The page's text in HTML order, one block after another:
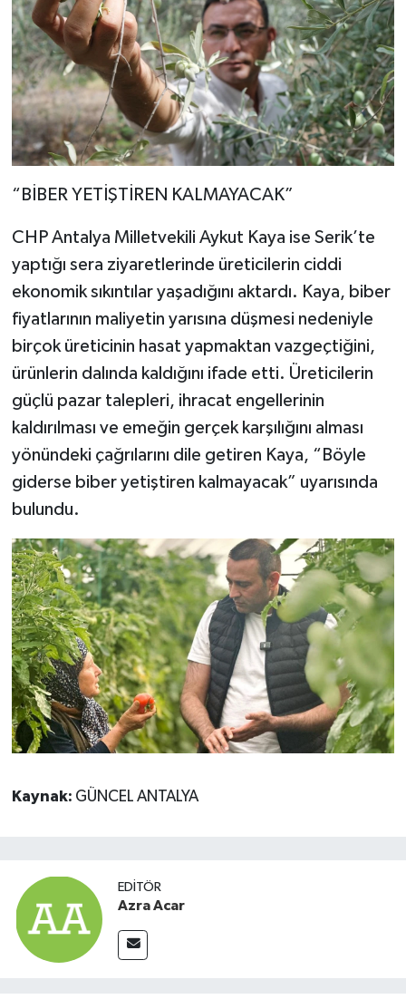
“BİBER YETİŞTİREN KALMAYACAK”
CHP Antalya Milletvekili Aykut Kaya ise Serik’te
yaptığı sera ziyaretlerinde üreticilerin ciddi
ekonomik sıkıntılar yaşadığını aktardı. Kaya, biber
fiyatlarının maliyetin yarısına düşmesi nedeniyle
birçok üreticinin hasat yapmaktan vazgeçtiğini,
ürünlerin dalında kaldığını ifade etti. Üreticilerin
güçlü pazar talepleri, ihracat engellerinin
kaldırılması ve emeğin gerçek karşılığını alması
yönündeki çağrılarını dile getiren Kaya, “Böyle
giderse biber yetiştiren kalmayacak” uyarısında
bulundu.
Kaynak: GÜNCEL ANTALYA
EDITÖR
Azra Acar